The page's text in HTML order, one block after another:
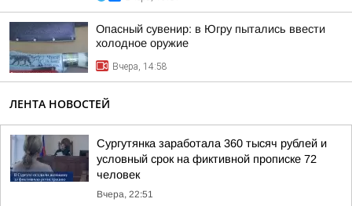
Опасный сувенир: в Югру пытались ввести
холодное оружие
Вчера, 14:58
ЛЕНТА НОВОСТЕЙ
Сургутянка заработала 360 тысяч рублей и
условный срок на фиктивной прописке 72
человек
Вчера, 22:51